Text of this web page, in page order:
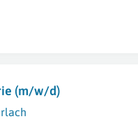
(m/w/d)